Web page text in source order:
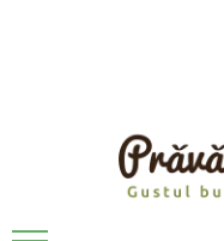
ULEIURI ȘI UNTURI
MĂSLINE